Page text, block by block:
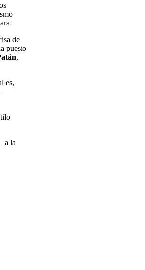
de
puesto
,
es,
a la